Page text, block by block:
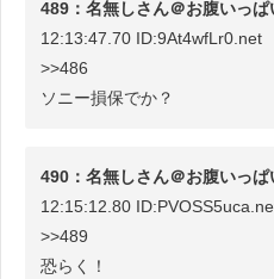
489：名無しさん＠お腹いっ
12:13:47.70 ID:9At4wfLr0.net
>>486
ソニー損保でか？
490：名無しさん＠お腹いっ
12:15:12.80
>>489
恐らく！